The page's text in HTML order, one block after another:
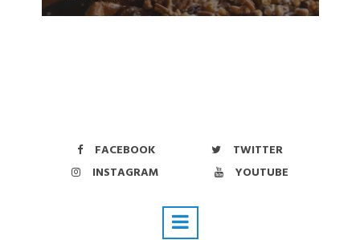
FACEBOOK
TWITTER
INSTAGRAM
YOUTUBE